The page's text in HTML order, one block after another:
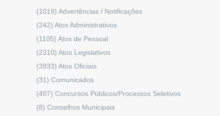
(1019) Advertências / Notificações
(242) Atos Administrativos
(1105) Atos de Pessoal
(2310) Atos Legislativos
(3933) Atos Oficiais
(31) Comunicados
(407) Concursos Públicos/Processos Seletivos
(8) Conselhos Municipais